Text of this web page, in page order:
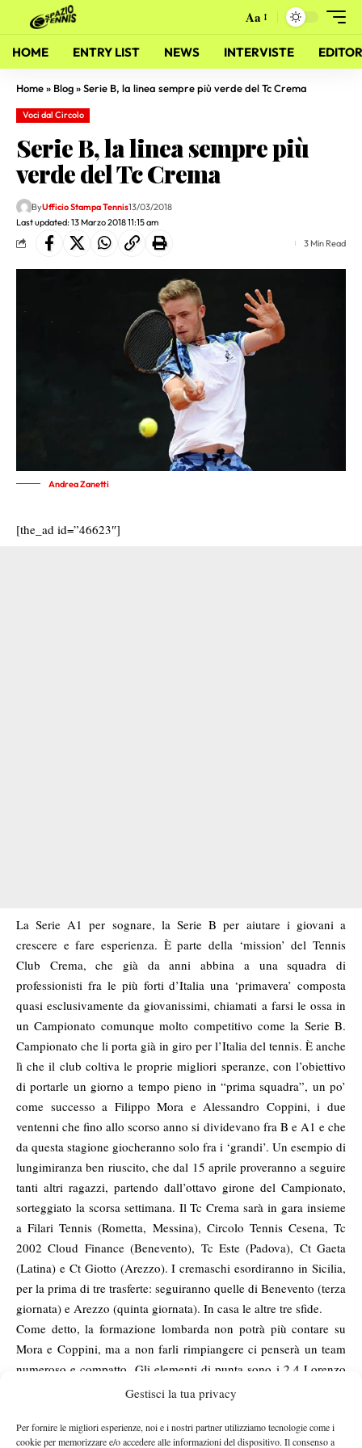
Gestisci la tua privacy
Per fornire le migliori esperienze, noi e i nostri partner utilizziamo tecnologie come i
cookie per memorizzare e/o accedere alle informazioni del dispositivo. Il consenso a
Aa
HOME ENTRY LIST NEWS INTERVISTE
Home» Blog»Serie B, la linea sempre più verde del Tc Crema
Voci dal Circolo
Serie B, la linea sempre più
verde del Tc Crema
Last updated: 13 Marzo 2018 11:15 am
ByUfficio Stampa Tennis13/03/2018
3 Min Read
Andrea Zanetti
[the_ad id=”46623″]
La Serie A1 per sognare, la Serie B per aiutare i giovani a
crescere e fare esperienza. È parte della ‘mission’ del Tennis
Club Crema, che già da anni abbina a una squadra di
professionisti fra le più forti d’Italia una ‘primavera’ composta
quasi esclusivamente da giovanissimi, chiamati a farsi le ossa in
un Campionato comunque molto competitivo come la Serie B.
Campionato che li porta già in giro per l’Italia del tennis. È anche
lì che il club coltiva le proprie migliori speranze, con l’obiettivo
di portarle un giorno a tempo pieno in “prima squadra”, un po’
come successo a Filippo Mora e Alessandro Coppini, i due
ventenni che fino allo scorso anno si dividevano fra B e A1 e che
da questa stagione giocheranno solo fra i ‘grandi’. Un esempio di
lungimiranza ben riuscito, che dal 15 aprile proveranno a seguire
tanti altri ragazzi, partendo dall’ottavo girone del Campionato,
sorteggiato la scorsa settimana. Il Tc Crema sarà in gara insieme
a Filari Tennis (Rometta, Messina), Circolo Tennis Cesena, Tc
2002 Cloud Finance (Benevento), Tc Este (Padova), Ct Gaeta
(Latina) e Ct Giotto (Arezzo). I cremaschi esordiranno in Sicilia,
per la prima di tre trasferte: seguiranno quelle di Benevento (terza
giornata) e Arezzo (quinta giornata). In casa le altre tre sfide.
Come detto, la formazione lombarda non potrà più contare su
Mora e Coppini, ma a non farli rimpiangere ci penserà un team
numeroso e compatto. Gli elementi di punta sono i 2.4 Lorenzo
Bresciani e Andrea Zanetti, entrambi atleti dell’accademia full-
maestro “Beppe” Menga, il capitano-giocatore Nicola Remedi e